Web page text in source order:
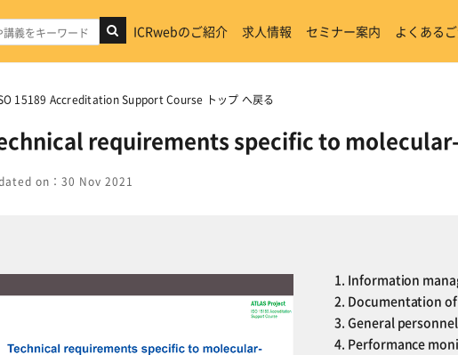
ICRwebのご紹介 求人情報 セミナー案内 よくある
15189 Accreditation Support Course トップ へ戻る
requirements specific to
on：30 Nov 2021
1. Information
2. Documentation
3. General
4. Performance